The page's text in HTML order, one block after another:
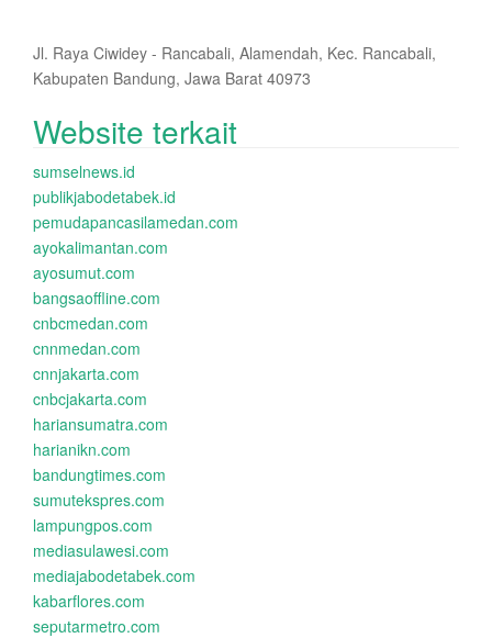
Jl. Raya Ciwidey - Rancabali, Alamendah, Kec. Rancabali,
Kabupaten Bandung, Jawa Barat 40973
Website terkait
sumselnews.id
publikjabodetabek.id
pemudapancasilamedan.com
ayokalimantan.com
ayosumut.com
bangsaoffline.com
cnbcmedan.com
cnnmedan.com
cnnjakarta.com
cnbcjakarta.com
hariansumatra.com
harianikn.com
bandungtimes.com
sumutekspres.com
lampungpos.com
mediasulawesi.com
mediajabodetabek.com
kabarflores.com
seputarmetro.com